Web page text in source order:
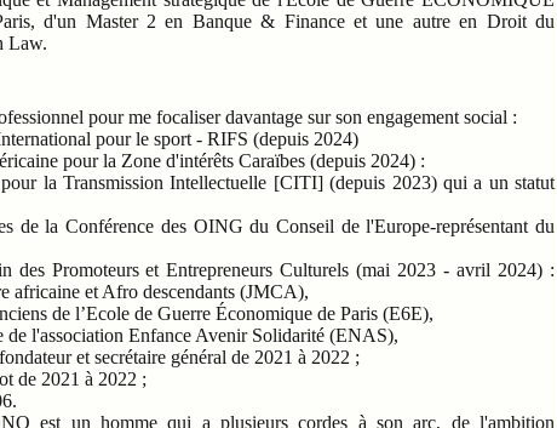
d'un Master 2 en Banque & Finance et une autre en Droit du
Law.
pour me focaliser davantage sur son engagement social :
pour le sport - RIFS (depuis 2024)
pour la Zone d'intérêts Caraïbes (depuis 2024) :
la Transmission Intellectuelle [CITI] (depuis 2023) qui a un statut
de la Conférence des OING du Conseil de l'Europe-représentant du
des Promoteurs et Entrepreneurs Culturels (mai 2023 - avril 2024) :
africaine et Afro descendants (JMCA),
de l’Ecole de Guerre Économique de Paris (Ε6Ε),
de l'association Enfance Avenir Solidarité (ENAS),
et secrétaire général de 2021 à 2022 ;
de 2021 à 2022 ;
est un homme qui a plusieurs cordes à son arc, de l'ambition